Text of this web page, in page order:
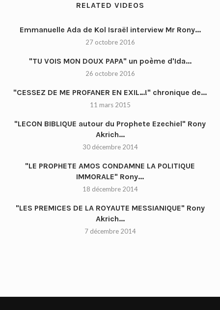
RELATED VIDEOS
Emmanuelle Ada de Kol Israël interview Mr Rony...
27 octobre 2016
"TU VOIS MON DOUX PAPA" un poème d'Ida...
26 octobre 2016
"CESSEZ DE ME PROFANER EN EXIL…!" chronique de...
11 mars 2015
"LECON BIBLIQUE autour du Prophete Ezechiel" Rony
Akrich...
30 décembre 2014
"LE PROPHETE AMOS CONDAMNE LA POLITIQUE
IMMORALE" Rony...
18 décembre 2014
"LES PREMICES DE LA ROYAUTE MESSIANIQUE" Rony
Akrich...
7 décembre 2014